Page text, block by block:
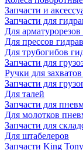
Запчасти и
Запчасти для
Для
Для прессов
Для трубогибов
Запчасти для
Ручки для
Запчасти для
Для талей
Запчасти для
Для молотков
Запчасти для
Для штабелеров
Запчасти King Tony